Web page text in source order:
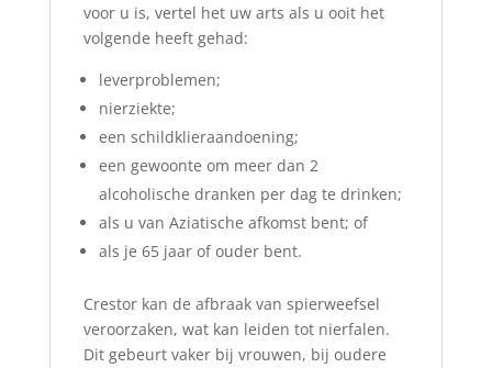
voor u is, vertel het uw arts als u ooit het
volgende heeft gehad:
leverproblemen;
nierziekte;
een schildklieraandoening;
een gewoonte om meer dan 2
alcoholische dranken per dag te drinken;
als u van Aziatische afkomst bent; of
als je 65 jaar of ouder bent.
Crestor kan de afbraak van spierweefsel
veroorzaken, wat kan leiden tot nierfalen.
Dit gebeurt vaker bij vrouwen, bij oudere